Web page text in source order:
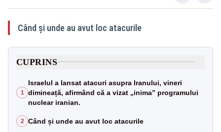
Când și unde au avut loc atacurile
CUPRINS
1
Israelul a lansat atacuri asupra Iranului, vineri
dimineață, afirmând că a vizat „inima” programului
nuclear iranian.
2 Când și unde au avut loc atacurile